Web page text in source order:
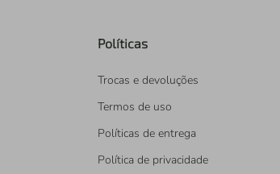
Políticas
Trocas e devoluções
Termos de uso
Políticas de entrega
Política de privacidade